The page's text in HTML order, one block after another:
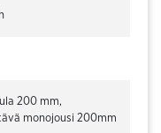
200 mm,
monojousi 200mm